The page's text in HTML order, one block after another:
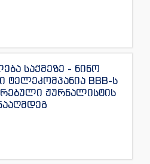
საქმეზე - ნინო
BBB-ს
ჟურნალისტის